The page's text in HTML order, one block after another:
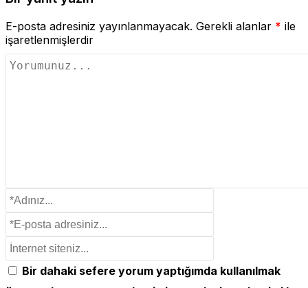
E-posta adresiniz yayınlanmayacak. Gerekli alanlar * ile
işaretlenmişlerdir
Bir dahaki sefere yorum yaptığımda kullanılmak